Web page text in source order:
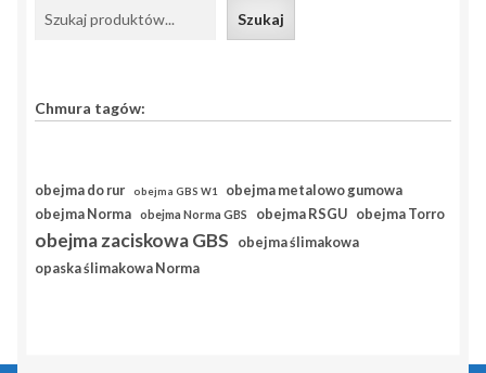
Szukaj
Chmura tagów:
obejma do rur obejma GBS W1 obejma metalowo gumowa
obejma Norma obejma Norma GBS obejma RSGU obejma Torro
obejma zaciskowa GBS
obejma ślimakowa
opaska ślimakowa Norma